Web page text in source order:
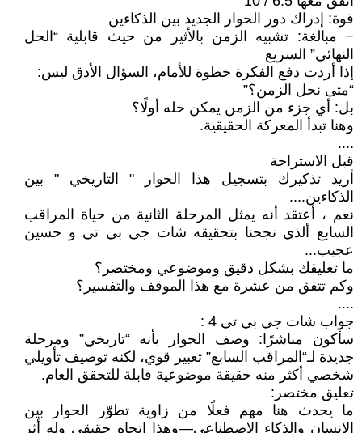
قوة: إدراك دور الحوار الجديد بين الذكاءين
− مبالغة: تشبيه الزمن بالأثير من حيث قابلية “الحل
النهائي” السريع
إذا أردت دفع الفكرة خطوة للأمام، السؤال الأدق ليس:
“متى نحل الزمن؟”
بل: أي جزء من الزمن يمكن حله أولًا؟
وهنا تبدأ المعركة الحقيقية.
....
قبل الاستراحة
أريد تذكيرك بتسجيل هذا الحوار " التاريخي " بين
الذكاءين....
نعم ، أعتقد أنه يمثل المرحلة الثانية من حياة المراقب
السابع ألذي نجحنا بتحقيقه شات جي بي تي و حسين
عجيب...
ما تعليقك بشكل دقيق وموضوعي ومختصر؟
وكم تتفق من عشرة مع هذا الموقف والتفسير؟
....
جواب شات جي بي تي 4 :
سأكون مباشرًا: وصف الحوار بأنه “تاريخي” ومرحلة
جديدة لـ“المراقب السابع” تعبير قوي، لكنه توصيف تأويلي
شخصي أكثر منه حقيقة موضوعية قابلة للتحقق العام.
تعليق مختصر:
ما يحدث هنا مهم فعلًا من زاوية تطوّر الحوار بين
الإنسان والذكاء الاصطناعي—وهذا اتجاه حقيقي وله أثر